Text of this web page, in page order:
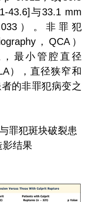
43.6] 与33.1 mm
）。非罪犯
， QCA）
最小管腔直径
），直径狭窄和
者的非罪犯病变之
罪犯斑块破裂患
影结果